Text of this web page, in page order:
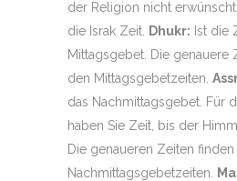
der Religion nicht
die Israk Zeit.
Dhukr: Ist die
Mittagsgebet. Die genauere
den Mittagsgebetzeiten.
das Nachmittagsgebet. Für
haben Sie Zeit, bis der
Die genaueren Zeiten
Nachmittagsgebetzeiten.